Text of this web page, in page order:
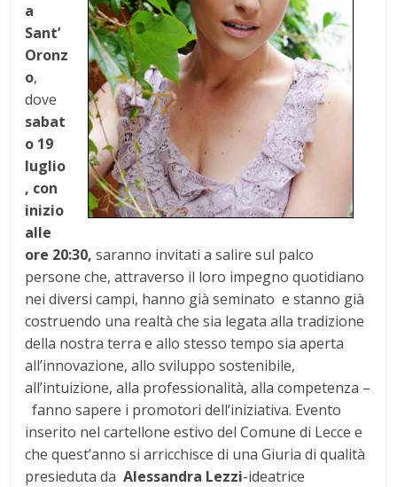
a
Sant’
Oronz
o,
dove
sabat
o 19
luglio
, con
inizio
alle
ore 20:30, saranno invitati a salire sul palco
persone che, attraverso il loro impegno quotidiano
nei diversi campi, hanno già seminato e stanno già
costruendo una realtà che sia legata alla tradizione
della nostra terra e allo stesso tempo sia aperta
all’innovazione, allo sviluppo sostenibile,
all’intuizione, alla professionalità, alla competenza –
fanno sapere i promotori dell’iniziativa. Evento
inserito nel cartellone estivo del Comune di Lecce e
che quest’anno si arricchisce di una Giuria di qualità
presieduta daAlessandra Lezzi-ideatrice